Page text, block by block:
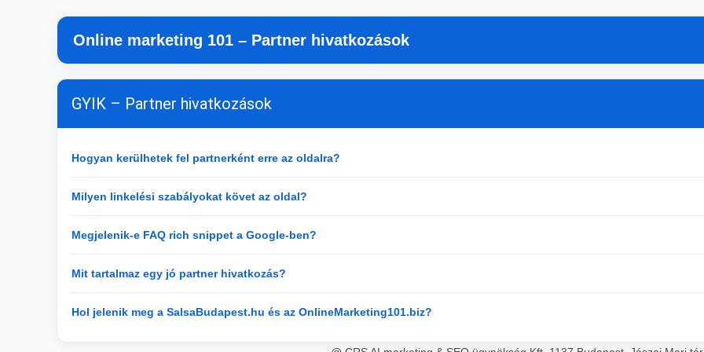
Online marketing 101 – Partner hivatkozások
GYIK – Partner hivatkozások
Hogyan kerülhetek fel partnerként erre az oldalra?
Milyen linkelési szabályokat követ az oldal?
Megjelenik-e FAQ rich snippet a Google-ben?
Mit tartalmaz egy jó partner hivatkozás?
Hol jelenik meg a SalsaBudapest.hu és az OnlineMarketing101.biz?